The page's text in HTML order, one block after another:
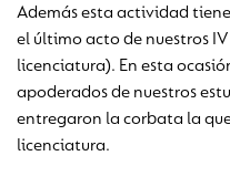
Además esta actividad
el último acto de nuestros
licenciatura). En esta
apoderados de nuestros
entregaron la corbata la
licenciatura.